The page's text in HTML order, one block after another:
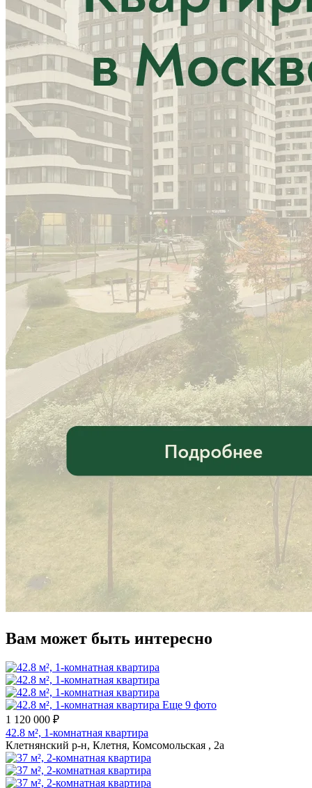
Вам может быть интересно
Еще 9 фото
1 120 000 ₽
42.8 м², 1-комнатная квартира
Клетнянский р-н, Клетня, Комсомольская , 2а